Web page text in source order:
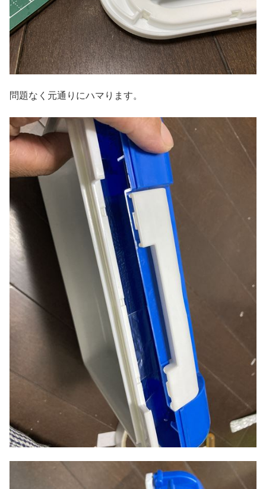
問題なく元通りにハマります。